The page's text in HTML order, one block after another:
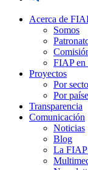
Acerca de
Somos
FIAP en
Proyectos
Por
Por
Transparencia
Comunicación
Noticias
Blog
La FIAP